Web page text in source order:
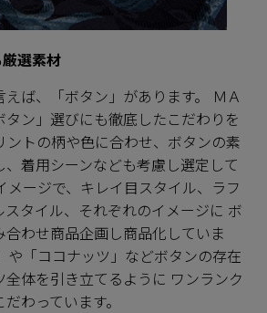
選素材
ば、「ボタン」があります。 ＭＡ
タン」選びにも徹底したこだわりを
ントの柄や色に合わせ、ボタンの素
着用シーンなども考慮し選定して
メージで、キレイ目スタイル、ラフ
タイル、それぞれのイメージに ボ
合わせ商品企画し商品化していま
や「ココナッツ」などボタンの存在
体を引き立てるように ワンランク
わっています。